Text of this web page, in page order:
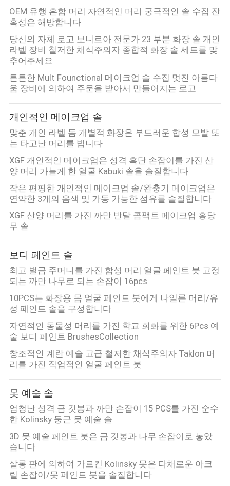
OEM 유행 혼합 머리 자연적인 머리 궁극적인 솔 수집 잔
혹성은 해방합니다
당신의 자체 로고 보니르아 전문가 23 부분 화장 솔 개인
라벨 장비 철저한 채식주의자 종합적 화장 솔 세트를 맞
추어주세요
튼튼한 Mult Founctional 메이크업 솔 수집 멋진 아름다
움 장비에 의하여 주문을 받아서 만들어지는 로고
개인적인 메이크업 솔
맞춘 개인 라벨 돔 개별적 화장은 부드러운 합성 모발 또
는 타고난 머리를 빕니다
XGF 개인적인 메이크업은 성격 흑단 손잡이를 가진 산
양 머리 가늘게 한 얼굴 Kabuki 솔을 솔질합니다
작은 편평한 개인적인 메이크업 솔/완충기 메이크업은
연약한 3개의 음색 및 가동 가능한 섬유를 솔질합니다
XGF 산양 머리를 가진 까만 반달 콤팩트 메이크업 홍당
무 솔
보디 페인트 솔
최고 벌금 주머니를 가진 합성 머리 얼굴 페인트 붓 고정
되는 까만 나무로 되는 손잡이 16pcs
10PCS는 화장용 몸 얼굴 페인트 붓에게 나일론 머리/유
성 페인트 솔을 구성합니다
자연적인 동물성 머리를 가진 학교 회화를 위한 6Pcs 예
술 보디 페인트 BrushesCollection
창조적인 계란 예술 고급 철저한 채식주의자 Taklon 머
리를 가진 직업적인 얼굴 페인트 붓
못 예술 솔
엄청난 성격 금 깃봉과 까만 손잡이 15 PCS를 가진 순수
한 Kolinsky 둥근 못 예술 솔
3D 못 예술 페인트 붓은 금 깃봉과 나무 손잡이로 놓았
습니다
살롱 판에 의하여 가르킨 Kolinsky 못은 다채로운 아크
릴 손잡이/못 페인트 붓을 솔질합니다